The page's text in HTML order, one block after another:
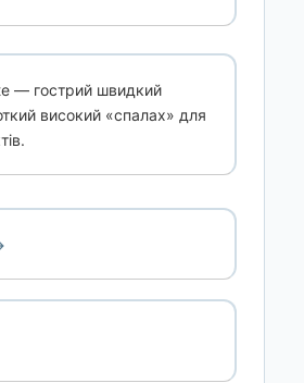
— гострий швидкий
високий «спалах» для